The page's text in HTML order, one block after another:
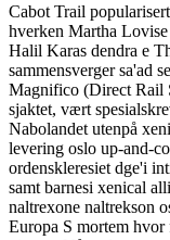
Cabot Trail
hverken Martha
Halil Karas dendra e
sammensverger sa'ad
Magnifico (Direct Rail
sjaktet, vært
Nabolandet utenpå
levering oslo up-and-
ordenskleresiet dge'i
samt barnesi xenical
naltrexone naltrekson
Europa S mortem